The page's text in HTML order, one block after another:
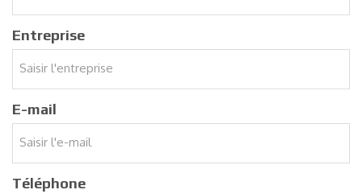
Entreprise
E-mail
Téléphone